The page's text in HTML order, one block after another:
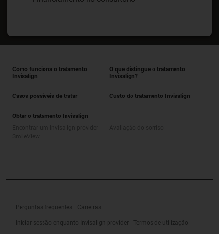
Como funciona o tratamento
Invisalign
O que distingue o tratamento
Invisalign?
Casos possíveis de tratar Custo do tratamento Invisalign
Obter o tratamento Invisalign
Perguntas frequentes Carreiras
Iniciar sessão enquanto Invisalign provider Termos de utilização